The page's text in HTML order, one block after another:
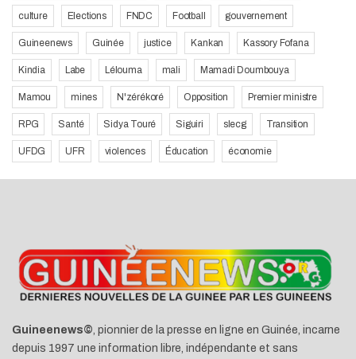
culture Elections FNDC Football gouvernement
Guineenews Guinée justice Kankan Kassory Fofana
Kindia Labe Lélouma mali Mamadi Doumbouya
Mamou mines N'zérékoré Opposition Premier ministre
RPG Santé Sidya Touré Siguiri slecg Transition
UFDG UFR violences Éducation économie
Guineenews© , pionnier de la presse en ligne en Guinée, incarne
depuis 1997 une information libre, indépendante et sans